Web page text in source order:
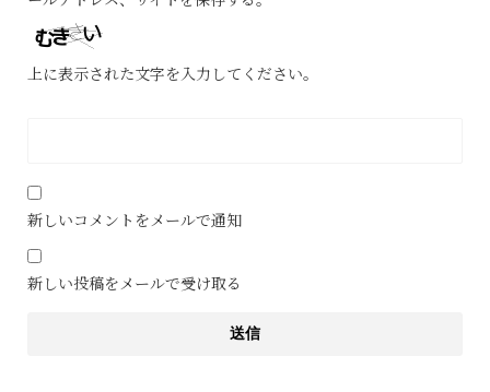
上に表示された文字を入力してください。
新しいコメントをメールで通知
新しい投稿をメールで受け取る